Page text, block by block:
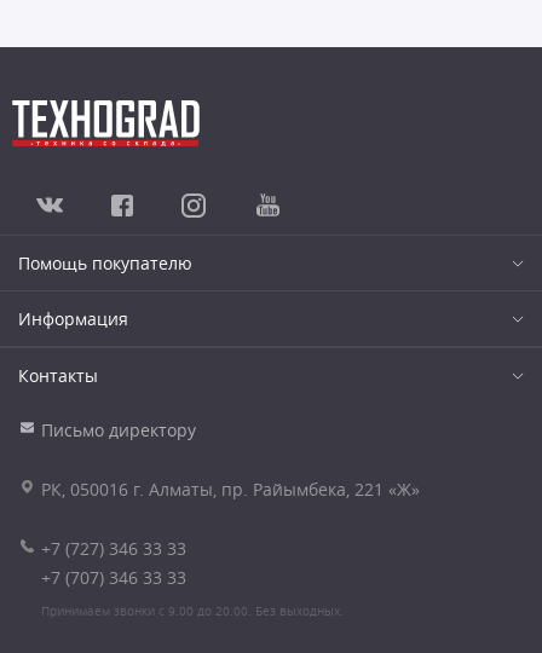
Помощь покупателю
Информация
Контакты
Письмо директору
РК, 050016 г. Алматы, пр. Райымбека, 221 «Ж»
+7 (727) 346 33 33
+7 (707) 346 33 33
Принимаем звонки с 9.00 до 20.00. Без выходных.